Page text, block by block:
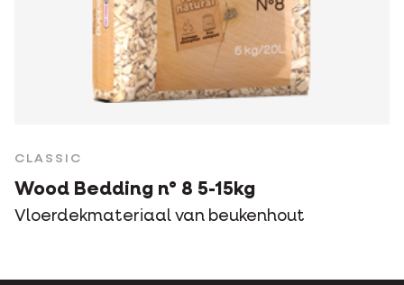
CLASSIC
Wood Bedding n° 8 5-15kg
Vloerdekmateriaal van beukenhout